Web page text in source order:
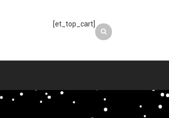
[et_top_cart]